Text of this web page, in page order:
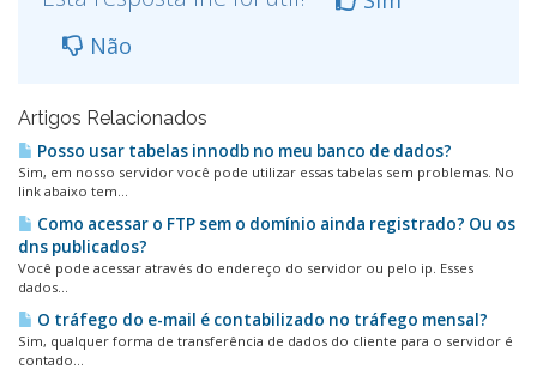
Não
Artigos Relacionados
Posso usar tabelas innodb no meu banco de dados?
Sim, em nosso servidor você pode utilizar essas tabelas sem problemas. No
link abaixo tem...
Como acessar o FTP sem o domí­nio ainda registrado? Ou os
dns publicados?
Você pode acessar através do endereço do servidor ou pelo ip. Esses
dados...
O tráfego do e-mail é contabilizado no tráfego mensal?
Sim, qualquer forma de transferência de dados do cliente para o servidor é
contado...